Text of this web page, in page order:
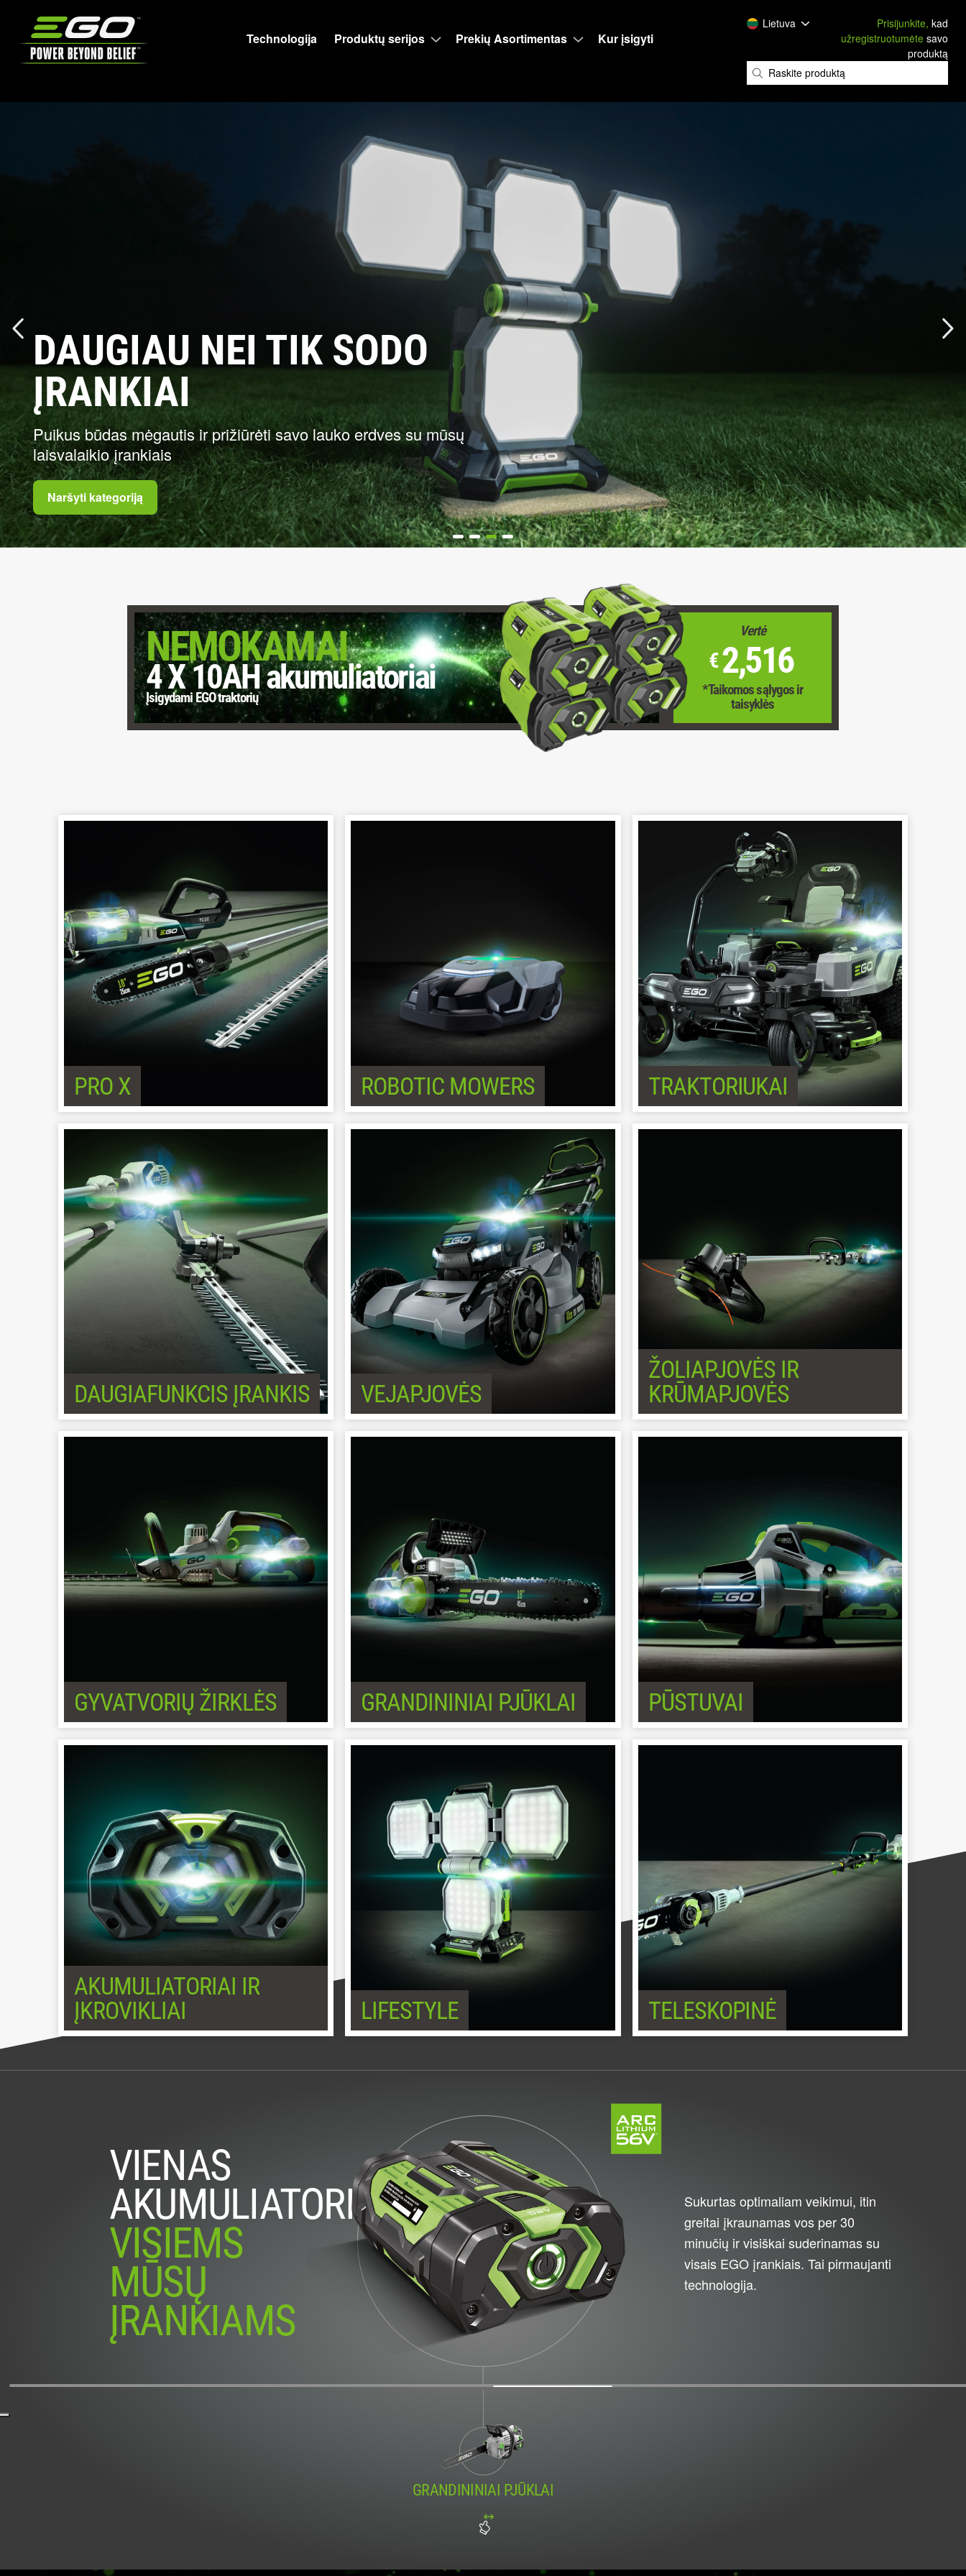
Technologija
Produktų serijos Prekių Asortimentas Kur įsigyti
Lietuva Prisijunkite, kad
užregistruotumėte savo
produktą
DAUGIAU NEI TIK SODO
ĮRANKIAI
Puikus būdas mėgautis ir prižiūrėti savo lauko erdves su mūsų
laisvalaikio įrankiais
Naršyti kategoriją
NEMOKAMAI
4 X 10AH akumuliatoriai
Įsigydami EGO traktorių
Vertė
€2,516
*Taikomos sąlygos ir
taisyklės
PRO X ROBOTIC MOWERS TRAKTORIUKAI
DAUGIAFUNKCIS ĮRANKIS VEJAPJOVĖS
ŽOLIAPJOVĖS IR
KRŪMAPJOVĖS
GYVATVORIŲ ŽIRKLĖS GRANDININIAI PJŪKLAI PŪSTUVAI
AKUMULIATORIAI IR
ĮKROVIKLIAI
LIFESTYLE TELESKOPINĖ
VIENAS
AKUMULIATORIUS
VISIEMS
MŪSŲ
ĮRANKIAMS
Sukurtas optimaliam veikimui, itin
greitai įkraunamas vos per 30
minučių ir visiškai suderinamas su
visais EGO įrankiais. Tai pirmaujanti
technologija.
GRANDININIAI PJŪKLAI